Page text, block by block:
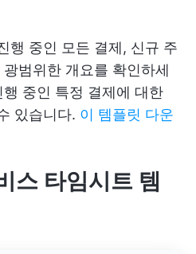
행 중인 모든 결제, 신규 주
범위한 개요를 확인하세
중인 특정 결제에 대한
있습니다. 이 템플릿 다운
스 타임시트 템